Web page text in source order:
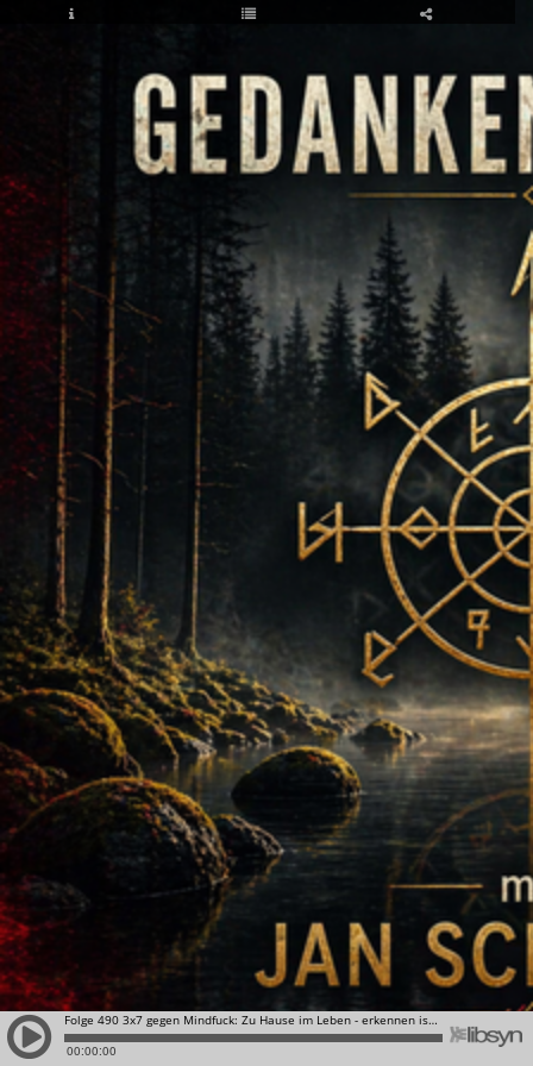
Folge 490 3x7 gegen Mindfuck: Zu Hause im Leben - erkennen ist krasser
00:00:00